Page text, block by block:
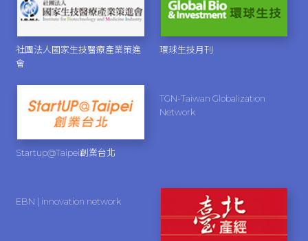
社團法人國家生技醫療產業策進
會
環球生技月刊
Startup@Taipei創業台北
TGN-Taiwan Globalization
Network
EBN | innovation network